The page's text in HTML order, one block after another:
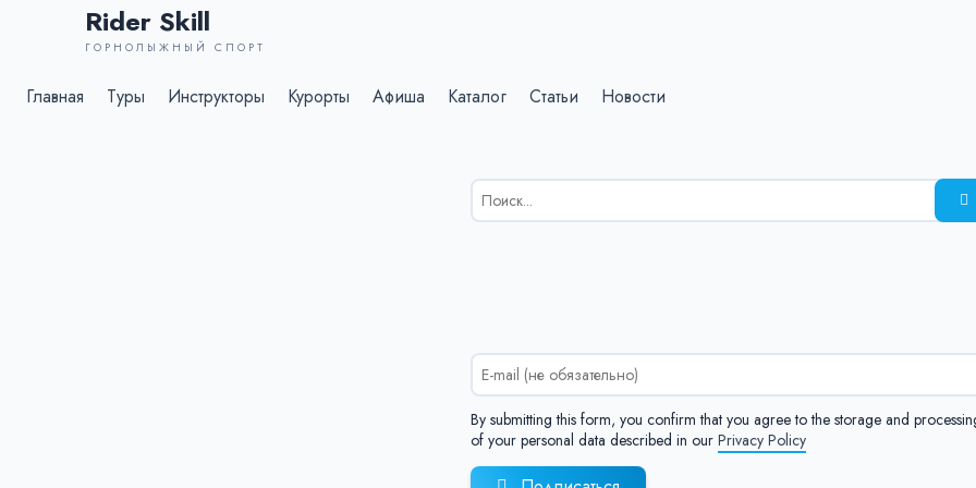
Rider Skill
ГОРНОЛЫЖНЫЙ СПОРТ
Главная Туры Инструкторы Курорты Афиша Каталог Статьи Новости
Результаты
поиска
By submitting this form, you confirm that you agree to the storage and
of your personal data described in our Privacy Policy